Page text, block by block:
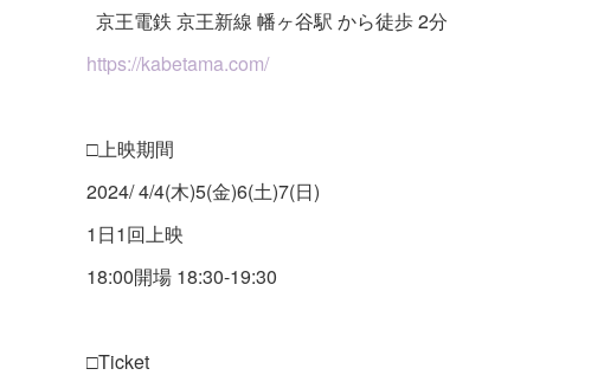
京王電鉄 京王新線 幡ヶ谷駅 から徒歩 2分
https://kabetama.com/
□上映期間
2024/ 4/4(木)5(金)6(土)7(日)
1日1回上映
18:00開場 18:30-19:30
□Ticket